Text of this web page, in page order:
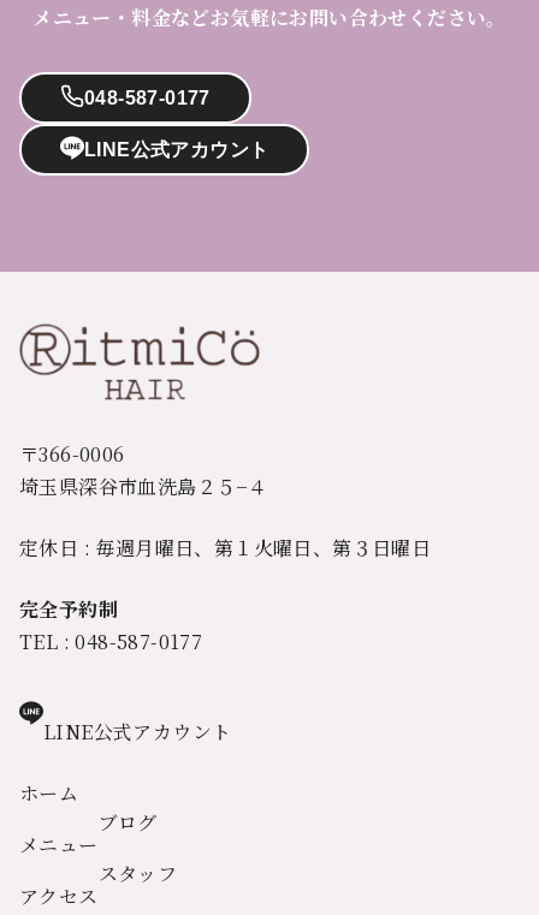
メニュー・料金などお気軽にお問い合わせください。
048-587-0177
LINE公式アカウント
〒366-0006
埼玉県深谷市血洗島２５−４
定休日 : 毎週月曜日、第１火曜日、第３日曜日
完全予約制
TEL : 048-587-0177
LINE公式アカウント
ホーム
メニュー
アクセス
ブログ
スタッフ